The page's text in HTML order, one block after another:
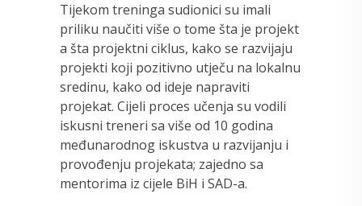
Tijekom treninga sudionici su imali
priliku naučiti više o tome šta je projekt
a šta projektni ciklus, kako se razvijaju
projekti koji pozitivno utječu na lokalnu
sredinu, kako od ideje napraviti
projekat. Cijeli proces učenja su vodili
iskusni treneri sa više od 10 godina
međunarodnog iskustva u razvijanju i
provođenju projekata; zajedno sa
mentorima iz cijele BiH i SAD-a.